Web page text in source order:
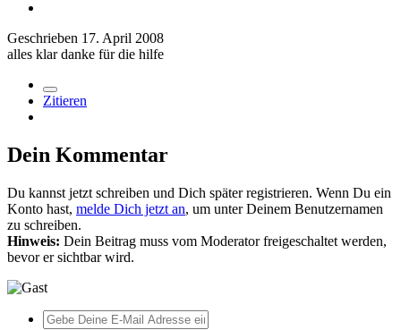
Geschrieben 17. April 2008
alles klar danke für die hilfe
Zitieren
Dein Kommentar
Du kannst jetzt schreiben und Dich später registrieren. Wenn Du ein
Konto hast, melde Dich jetzt an, um unter Deinem Benutzernamen
zu schreiben.
Hinweis: Dein Beitrag muss vom Moderator freigeschaltet werden,
bevor er sichtbar wird.